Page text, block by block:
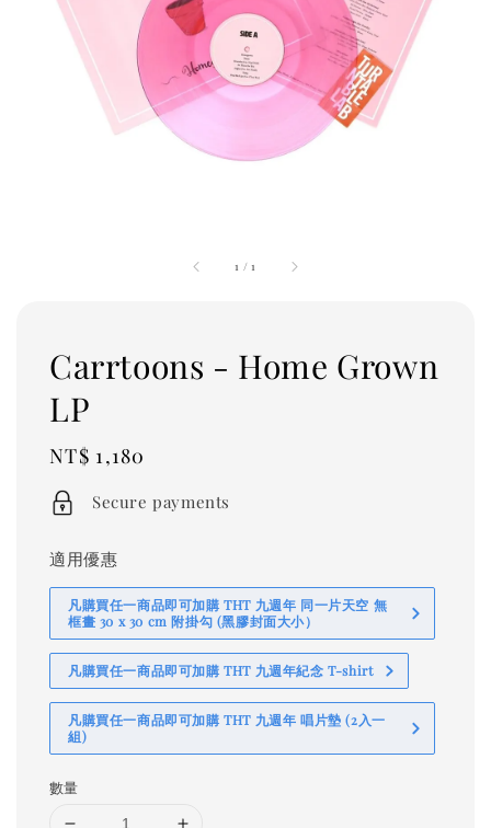
1 /1
Carrtoons - Home Grown
LP
Regular
price
NT$ 1,180
Secure payments
適用優惠
凡購買任一商品即可加購 THT 九週年 同一片天空 無
框畫 30 x 30 cm 附掛勾 (黑膠封面大小）
凡購買任一商品即可加購 THT 九週年紀念 T-shirt
凡購買任一商品即可加購 THT 九週年 唱片墊 (2入一
組)
數量